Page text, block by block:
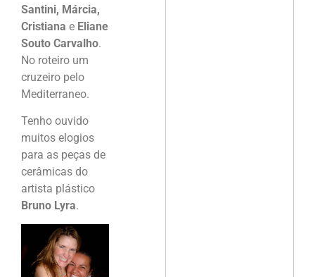
Santini, Márcia,
Cristiana e Eliane
Souto Carvalho.
No roteiro um
cruzeiro pelo
Mediterraneo.
Tenho ouvido
muitos elogios
para as peças de
cerâmicas do
artista plástico
Bruno Lyra.